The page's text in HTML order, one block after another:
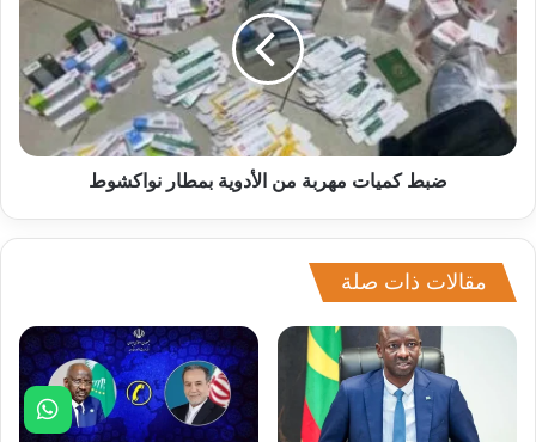
ضبط كميات مهربة من الأدوية بمطار نواكشوط
مقالات ذات صلة